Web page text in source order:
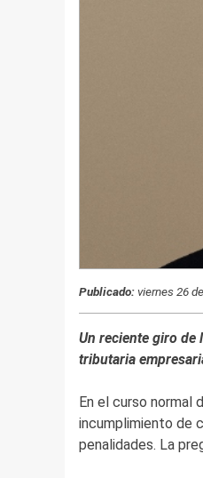
Publicado:viernes 26
Un reciente giro de
tributaria
En el curso normal
incumplimiento de
penalidades. La